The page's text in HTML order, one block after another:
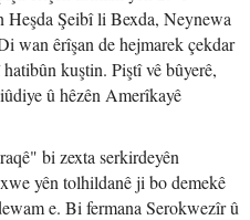
Heşda Şeibî li Bexda, Neynewa
wan êrîşan de hejmarek çekdar
kuştin. Piştî vê bûyerê,
û hêzên Amerîkayê
bi zexta serkirdeyên
yên tolhildanê ji bo demekê
e. Bi fermana Serokwezîr û